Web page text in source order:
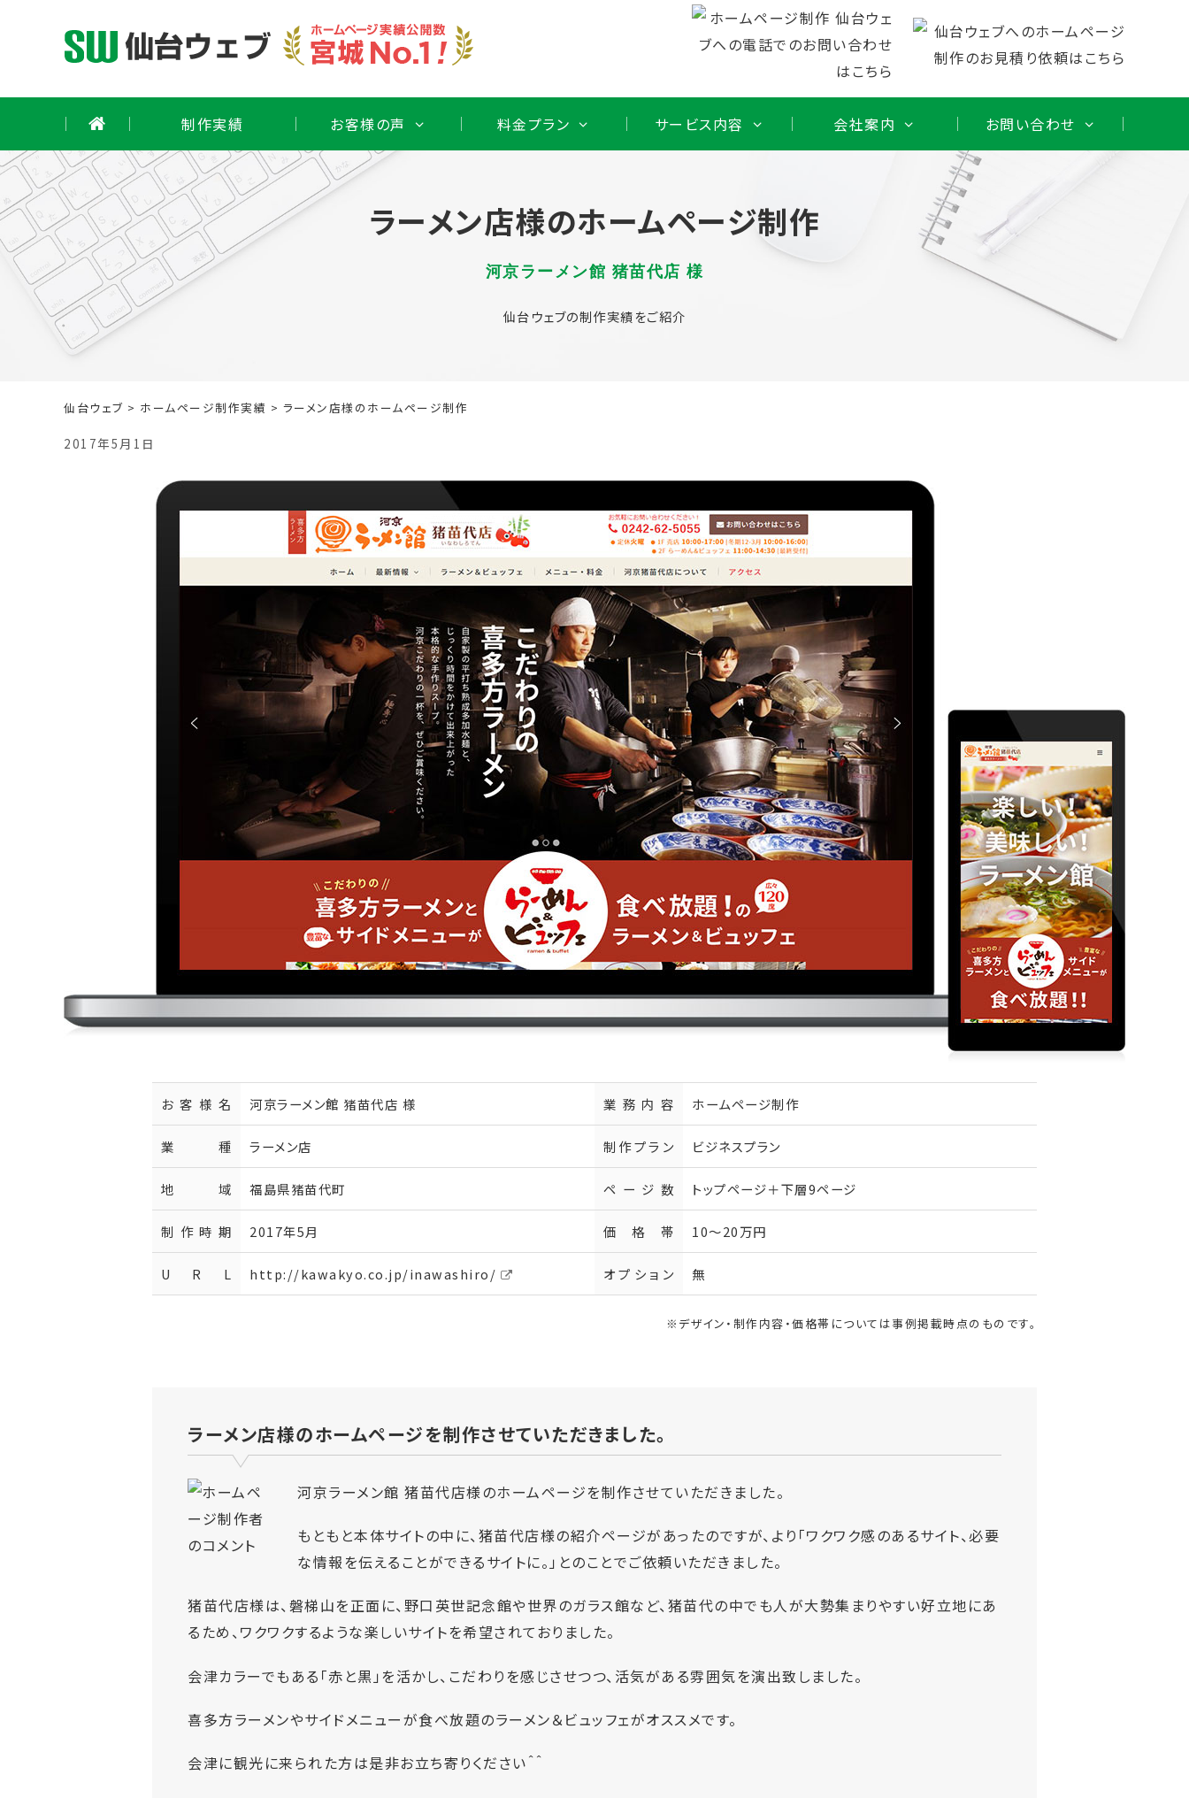
制作実績 お客様の声 料金プラン サービス内容 会社案内 お問い合わせ
ラーメン店様のホームページ制作
河京ラーメン館 猪苗代店 様
仙台ウェブの制作実績をご紹介
仙台ウェブ > ホームページ制作実績 > ラーメン店様のホームページ制作
2017年5月1日
お客様名 河京ラーメン館 猪苗代店 様
業種 ラーメン店
地域 福島県猪苗代町
制作時期 2017年5月
U R L http://kawakyo.co.jp/inawashiro/
業務内容 ホームページ制作
制作プラン ビジネスプラン
ページ数 トップページ＋下層9ページ
価格帯 10～20万円
オプション 無
※デザイン・制作内容・価格帯については事例掲載時点のものです。
ラーメン店様のホームページを制作させていただきました。
河京ラーメン館 猪苗代店様のホームページを制作させていただきました。
もともと本体サイトの中に、猪苗代店様の紹介ページがあったのですが、より「ワクワク感のあるサイト、必要
な情報を伝えることができるサイトに。」とのことでご依頼いただきました。
猪苗代店様は、磐梯山を正面に、野口英世記念館や世界のガラス館など、猪苗代の中でも人が大勢集まりやすい好立地にあ
るため、ワクワクするような楽しいサイトを希望されておりました。
会津カラーでもある「赤と黒」を活かし、こだわりを感じさせつつ、活気がある雰囲気を演出致しました。
喜多方ラーメンやサイドメニューが食べ放題のラーメン＆ビュッフェがオススメです。
会津に観光に来られた方は是非お立ち寄りください＾＾